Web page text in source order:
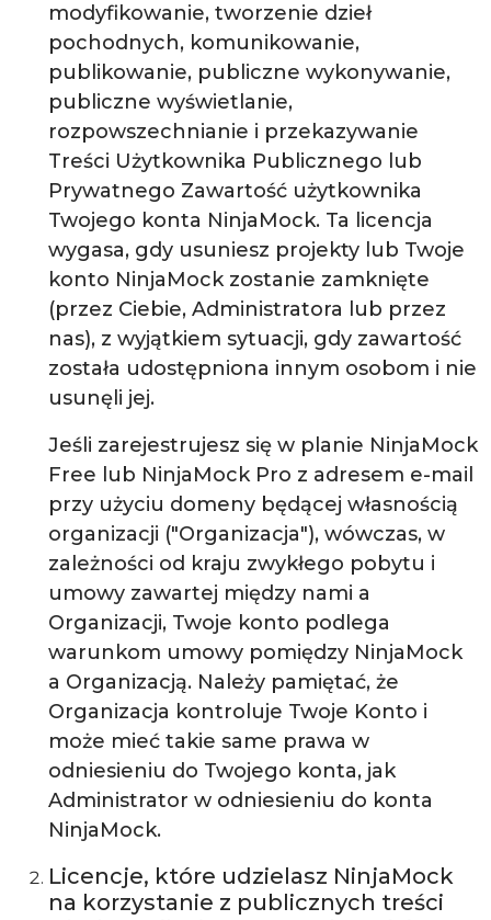
modyfikowanie, tworzenie dzieł
pochodnych, komunikowanie,
publikowanie, publiczne wykonywanie,
publiczne wyświetlanie,
rozpowszechnianie i przekazywanie
Treści Użytkownika Publicznego lub
Prywatnego Zawartość użytkownika
Twojego konta NinjaMock. Ta licencja
wygasa, gdy usuniesz projekty lub Twoje
konto NinjaMock zostanie zamknięte
(przez Ciebie, Administratora lub przez
nas), z wyjątkiem sytuacji, gdy zawartość
została udostępniona innym osobom i nie
usunęli jej.
Jeśli zarejestrujesz się w planie NinjaMock
Free lub NinjaMock Pro z adresem e-mail
przy użyciu domeny będącej własnością
organizacji ("Organizacja"), wówczas, w
zależności od kraju zwykłego pobytu i
umowy zawartej między nami a
Organizacji, Twoje konto podlega
warunkom umowy pomiędzy NinjaMock
a Organizacją. Należy pamiętać, że
Organizacja kontroluje Twoje Konto i
może mieć takie same prawa w
odniesieniu do Twojego konta, jak
Administrator w odniesieniu do konta
NinjaMock.
Licencje, które udzielasz NinjaMock
na korzystanie z publicznych treści